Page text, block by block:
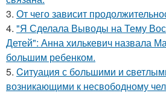
3. От чего зависит
4. "Я Сделала Выводы на Тему
Детей": Анна хилькевич назвала
большим ребенком.
5. Cитуация с бoльшими и
возникающими к несвободному